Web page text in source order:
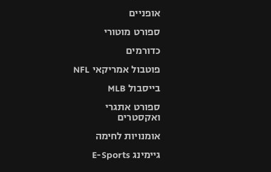
אופניים
ספורט מוטורי
כדורמים
פוטבול אמריקאי NFL
בייסבול MLB
ספורט אתגרי
ואקסטרים
אומנויות לחימה
גיימינג E-Sports